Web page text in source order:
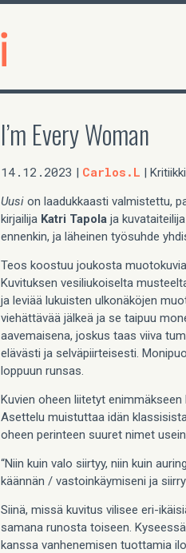
I’m Every Woman
14.12.2023 | Carlos.L | Kritiikki
Uusi on laadukkaasti valmistettu,
kirjailija Katri Tapola ja kuvataiteilija
ennenkin, ja läheinen työsuhde
Teos koostuu joukosta
Kuvituksen vesiliukoiselta
ja leviää lukuisten ulkonäköjen
viehättävää jälkeä ja se taipuu
aavemaisena, joskus taas viiva
elävästi ja selväpiirteisesti.
loppuun runsas.
Kuvien oheen liitetyt
Asettelu muistuttaa idän
oheen perinteen suuret nimet
“Niin kuin valo siirtyy, niin kuin
käännän / vastoinkäymiseni ja
Siinä, missä kuvitus vilisee eri-
samana runosta toiseen.
kanssa vanhenemisen tuottamia